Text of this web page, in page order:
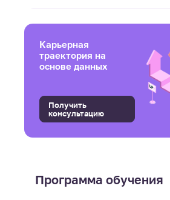
Карьерная
траектория на
основе данных
Получить
консультацию
Программа обучения